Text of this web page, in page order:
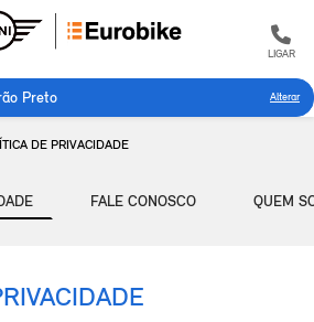
LIGAR
Preto Alterar
DE PRIVACIDADE
FALE CONOSCO QUEM